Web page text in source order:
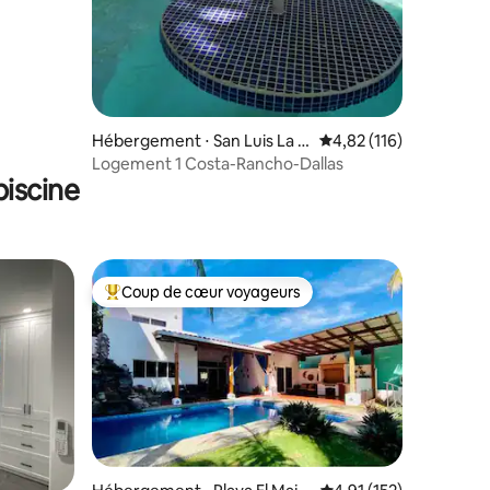
Hébergement ⋅ San Luis La H
erradura
Évaluation moyenne
4,82 (116)
Logement 1 Costa-Rancho-Dallas
Coups de cœur voyageurs les plus appréciés
Coup de cœur voyageurs